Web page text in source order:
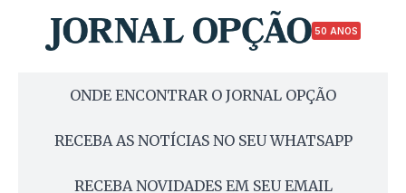
50 ANOS
ONDE ENCONTRAR O JORNAL OPÇÃO
RECEBA AS NOTÍCIAS NO SEU WHATSAPP
RECEBA NOVIDADES EM SEU EMAIL